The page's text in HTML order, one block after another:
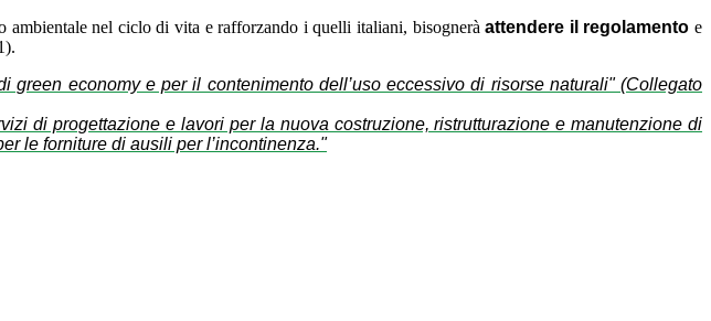
nel ciclo di vita e rafforzando i quelli italiani, bisognerà attendere il regolamento e
green economy e per il contenimento dell’uso eccessivo di risorse naturali" (Collegato
di progettazione e lavori per la nuova costruzione, ristrutturazione e manutenzione di
le forniture di ausili per l’incontinenza."